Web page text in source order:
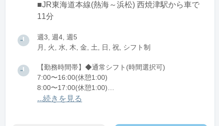
■JR東海道本線(熱海～浜松) 西焼津駅から車で
11分
週3, 週4, 週5
月, 火, 水, 木, 金, 土, 日, 祝, シフト制
【勤務時間帯】◆通常シフト(時間選択可)
7:00〜16:00(休憩1:00)
8:00〜17:00(休憩1:00)
12:00〜21:00(休憩1:00)
...続きを見る